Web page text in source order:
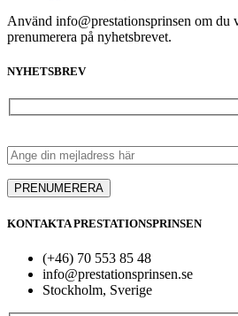
Använd info@prestationsprinsen om
prenumerera på nyhetsbrevet.
NYHETSBREV
KONTAKTA PRESTATIONSPRINSEN
(+46) 70 553 85 48
info@prestationsprinsen.se
Stockholm, Sverige